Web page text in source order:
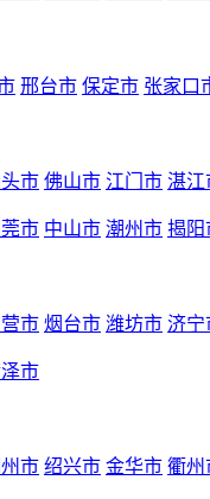
邢台市 保定市 张家口
市 佛山市 江门市 湛江
市 中山市 潮州市 揭阳
市 烟台市 潍坊市 济宁
市
市 绍兴市 金华市 衢州